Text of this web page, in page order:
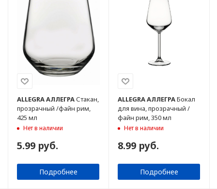
ALLEGRAАЛЛЕГРАСтакан,
прозрачный /файн рим,
425 мл
Нет в наличии
5.99 руб.
Подробнее
ALLEGRAАЛЛЕГРАБокал
для вина, прозрачный /
файн рим, 350 мл
Нет в наличии
8.99 руб.
Подробнее